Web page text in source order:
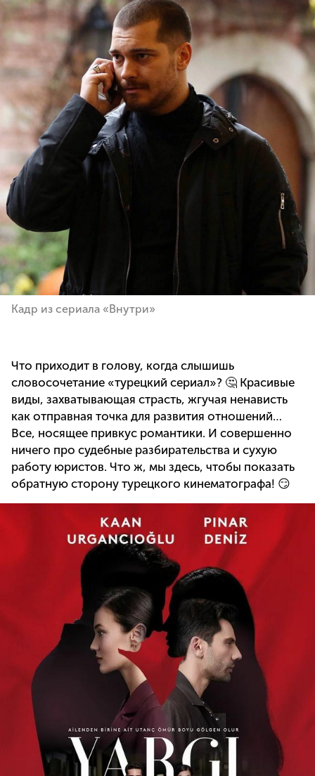
Кадр из сериала «Внутри»
Что приходит в голову, когда слышишь
словосочетание «турецкий сериал»? 🤔 Красивые
виды, захватывающая страсть, жгучая ненависть
как отправная точка для развития отношений…
Все, носящее привкус романтики. И совершенно
ничего про судебные разбирательства и сухую
работу юристов. Что ж, мы здесь, чтобы показать
обратную сторону турецкого кинематографа! 😏